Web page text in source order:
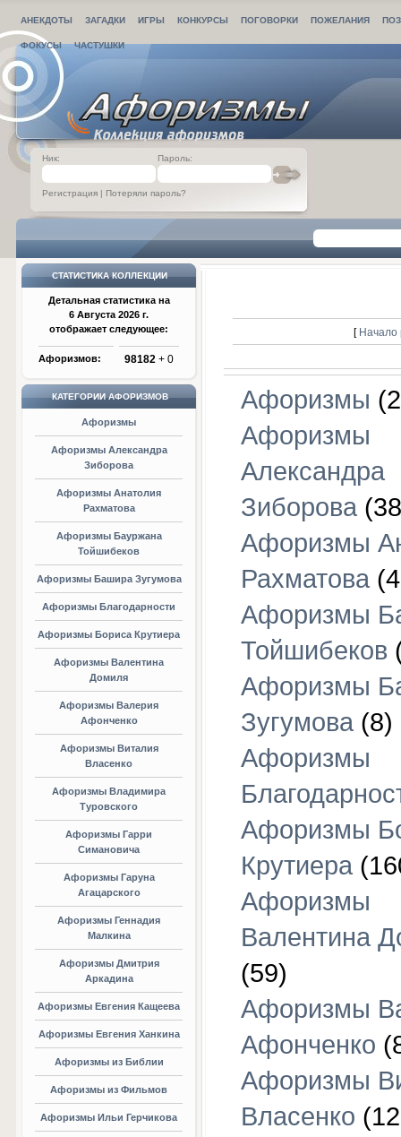
АНЕКДОТЫ ЗАГАДКИ ИГРЫ КОНКУРСЫ ПОГОВОРКИ ПОЖЕЛАНИЯ
ФОКУСЫ ЧАСТУШКИ
Ник: Пароль:
Регистрация | Потеряли пароль?
СТАТИСТИКА КОЛЛЕКЦИИ
Детальная статистика на
6 Августа 2026 г.
отображает следующее:
Афоризмов: 98182 + 0
КАТЕГОРИИ АФОРИЗМОВ
Афоризмы
Афоризмы Александра
Зиборова
Афоризмы Анатолия
Рахматова
Афоризмы Бауржана
Тойшибеков
Афоризмы Башира Зугумова
Афоризмы Благодарности
Афоризмы Бориса Крутиера
Афоризмы Валентина
Домиля
Афоризмы Валерия
Афонченко
Афоризмы Виталия
Власенко
Афоризмы Владимира
Туровского
Афоризмы Гарри
Симановича
Афоризмы Гаруна
Агацарского
Афоризмы Геннадия
Малкина
Афоризмы Дмитрия
Аркадина
Афоризмы Евгения Кащеева
Афоризмы Евгения Ханкина
Афоризмы из Библии
Афоризмы из Фильмов
Афоризмы Ильи Герчикова
[ Начало
Афоризмы
Афоризмы
Александра
Зиборова
Афоризмы
Рахматова
Афоризмы
Тойшибеков
Афоризмы
Зугумова (8)
Афоризмы
Афоризмы
Крутиера
Афоризмы
Валентина
(59)
Афоризмы
Афонченко
Афоризмы
Власенко